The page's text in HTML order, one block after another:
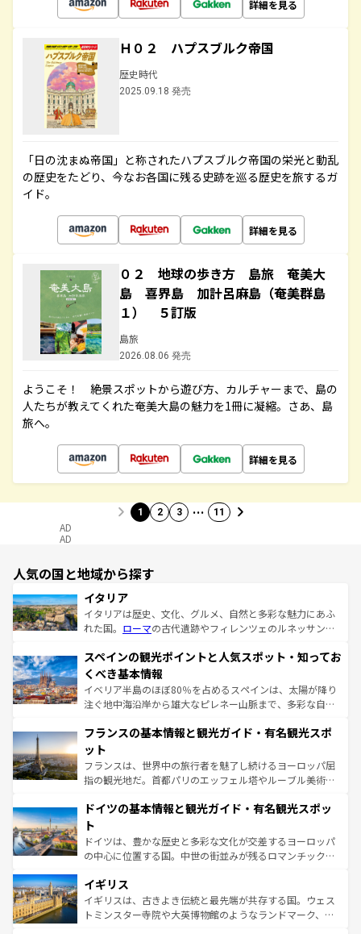
詳細を見る
Ｈ０２ ハプスブルク帝国
歴史時代
2025.09.18 発売
「日の沈まぬ帝国」と称されたハプスブルク帝国の栄光と動乱
の歴史をたどり、今なお各国に残る史跡を巡る歴史を旅するガ
イド。
詳細を見る
０２ 地球の歩き方 島旅 奄美大
島 喜界島 加計呂麻島（奄美群島
１） ５訂版
島旅
2026.08.06 発売
ようこそ！ 絶景スポットから遊び方、カルチャーまで、島の
人たちが教えてくれた奄美大島の魅力を1冊に凝縮。さあ、島
旅へ。
詳細を見る
1 2 3 … 11
AD
AD
人気の国と地域から探す
イタリア
イタリアは歴史、文化、グルメ、自然と多彩な魅力にあふ
れた国。 ローマの古代遺跡やフィレンツェのルネッサンス
ろん、トスカーナの美しい田園風景やアマルフィ海岸の絶
景など、自然景観も見逃せない。観光の合間には、本場の
ピザやパスタなど、絶品のイタリア料理を堪能することも
できる。朝目覚めてから夜眠るまで、すべての瞬間を楽し
なお、新着のイタリア情報はコンテンツ一覧を参照してほ
しい。
スペインの観光ポイントと人気スポット・知ってお
くべき基本情報
イベリア半島のほぼ80％を占めるスペインは、太陽が降り
注ぐ地中海沿岸から雄大なピレネー山脈まで、多彩な自然
文化が根付くこの国では、情熱的なフラメンコ、熱気あふ
れる闘牛、そして美味しいタパスが生活の一部となってい
る。首都マドリードの洗練された雰囲気や、バルセロナの
アートに溢れた街角から、地方では古代ローマ遺跡や中世
せる。地方によって風土や気候が異なるスペインはその個
ンテンツ一覧 を参照してほしい。
フランスの基本情報と観光ガイド・有名観光スポ
ット
フランスは、世界中の旅行者を魅了し続けるヨーロッパ屈
指の観光地だ。首都パリのエッフェル塔やルーブル美術館
で、幅広い魅力が詰まっている。華麗な宮殿、歴史的な大
聖堂、美しいビーチ、そして豊かな自然が、訪れる者を心
から魅了する。また、フランスは美食の国としても知ら
れ、フランス料理はユネスコ無形文化遺産にも登録されて
香り高いラベンダー畑など、多彩な楽しみ方が可能だ。さ
らに、パリ以外の地域にも魅力が溢れており、どの街角に
も豊かな歴史と文化が息づいている。パリ以外の個性あふ
ドイツの基本情報と観光ガイド・有名観光スポッ
ト
ドイツは、豊かな歴史と多彩な文化が交差するヨーロッパ
の中心に位置する国。中世の街並みが残るロマンチック街
顔を持つこの国は、どこを歩いても飽きることがない。ベ
ルリンの文化的活気、バイエルン州のアルプスの絶景、そ
してライン川沿いのワイン畑といった風景は必見。ビール
イギリス
イギリスは、古きよき伝統と最先端が共存する国。ウェス
トミンスター寺院や大英博物館のようなランドマーク、歴